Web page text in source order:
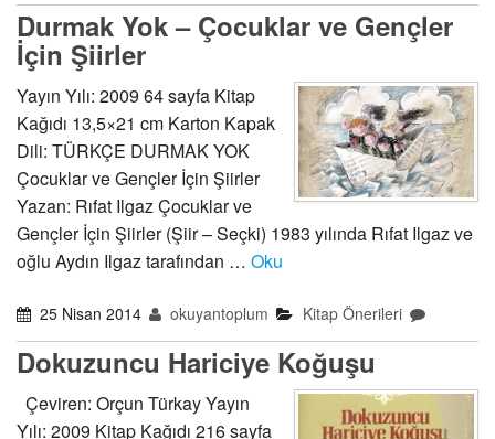
Durmak Yok – Çocuklar ve Gençler
İçin Şiirler
Yayın Yılı: 2009 64 sayfa Kitap
Kağıdı 13,5×21 cm Karton Kapak
Dili: TÜRKÇE DURMAK YOK
Çocuklar ve Gençler İçin Şiirler
Yazan: Rıfat Ilgaz Çocuklar ve
Gençler İçin Şiirler (Şiir – Seçki) 1983 yılında Rıfat Ilgaz ve
oğlu Aydın Ilgaz tarafından … Oku
25 Nisan 2014 okuyantoplum Kitap Önerileri
Dokuzuncu Hariciye Koğuşu
Çeviren: Orçun Türkay Yayın
Yılı: 2009 Kitap Kağıdı 216 sayfa